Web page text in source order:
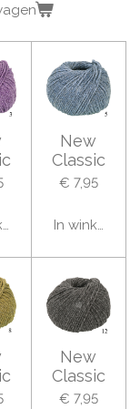
New
Classic
€ 7,95
In
New
Classic
€ 7,95